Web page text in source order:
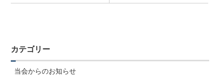
カテゴリー
当会からのお知らせ